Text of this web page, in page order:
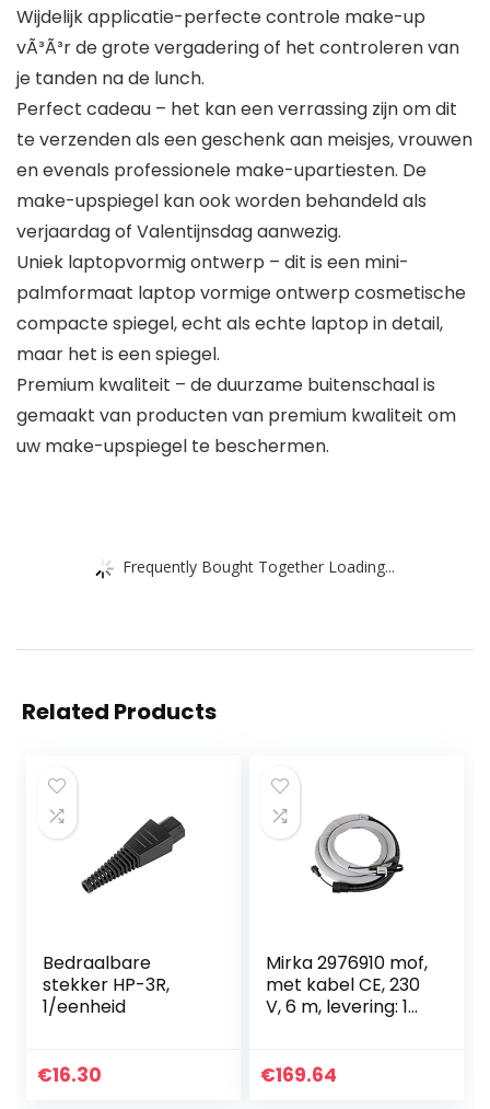
Wijdelijk applicatie-perfecte controle make-up
vÃ³Ã³r de grote vergadering of het controleren van
je tanden na de lunch.
Perfect cadeau – het kan een verrassing zijn om dit
te verzenden als een geschenk aan meisjes, vrouwen
en evenals professionele make-upartiesten. De
make-upspiegel kan ook worden behandeld als
verjaardag of Valentijnsdag aanwezig.
Uniek laptopvormig ontwerp – dit is een mini-
palmformaat laptop vormige ontwerp cosmetische
compacte spiegel, echt als echte laptop in detail,
maar het is een spiegel.
Premium kwaliteit – de duurzame buitenschaal is
gemaakt van producten van premium kwaliteit om
uw make-upspiegel te beschermen.
Frequently Bought Together Loading...
Related Products
Bedraalbare
stekker HP-3R,
1/eenheid
€16.30
Mirka 2976910 mof,
met kabel CE, 230
V, 6 m, levering: 1
€169.64